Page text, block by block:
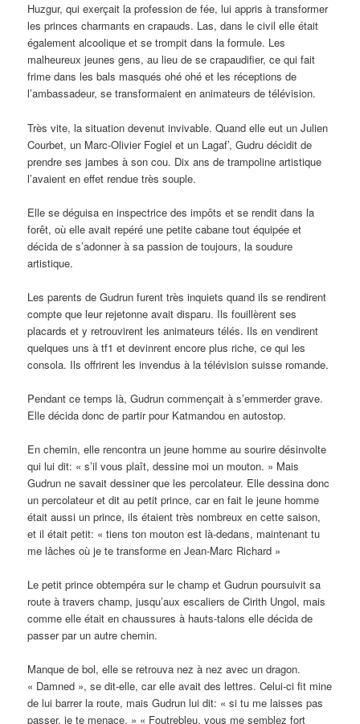
Huzgur, qui exerçait la profession de fée, lui appris à transformer
les princes charmants en crapauds. Las, dans le civil elle était
également alcoolique et se trompit dans la formule. Les
malheureux jeunes gens, au lieu de se crapaudifier, ce qui fait
frime dans les bals masqués ohé ohé et les réceptions de
l’ambassadeur, se transformaient en animateurs de télévision.
Très vite, la situation devenut invivable. Quand elle eut un Julien
Courbet, un Marc-Olivier Fogiel et un Lagaf’, Gudru décidit de
prendre ses jambes à son cou. Dix ans de trampoline artistique
l’avaient en effet rendue très souple.
Elle se déguisa en inspectrice des impôts et se rendit dans la
forêt, où elle avait repéré une petite cabane tout équipée et
décida de s’adonner à sa passion de toujours, la soudure
artistique.
Les parents de Gudrun furent très inquiets quand ils se rendirent
compte que leur rejetonne avait disparu. Ils fouillèrent ses
placards et y retrouvirent les animateurs télés. Ils en vendirent
quelques uns à tf1 et devinrent encore plus riche, ce qui les
consola. Ils offrirent les invendus à la télévision suisse romande.
Pendant ce temps là, Gudrun commençait à s’emmerder grave.
Elle décida donc de partir pour Katmandou en autostop.
En chemin, elle rencontra un jeune homme au sourire désinvolte
qui lui dit: « s’il vous plaît, dessine moi un mouton. » Mais
Gudrun ne savait dessiner que les percolateur. Elle dessina donc
un percolateur et dit au petit prince, car en fait le jeune homme
était aussi un prince, ils étaient très nombreux en cette saison,
et il était petit: « tiens ton mouton est là-dedans, maintenant tu
me lâches où je te transforme en Jean-Marc Richard »
Le petit prince obtempéra sur le champ et Gudrun poursuivit sa
route à travers champ, jusqu’aux escaliers de Cirith Ungol, mais
comme elle était en chaussures à hauts-talons elle décida de
passer par un autre chemin.
Manque de bol, elle se retrouva nez à nez avec un dragon.
« Damned », se dit-elle, car elle avait des lettres. Celui-ci fit mine
de lui barrer la route, mais Gudrun lui dit: « si tu me laisses pas
passer, je te menace. » « Foutrebleu, vous me semblez fort